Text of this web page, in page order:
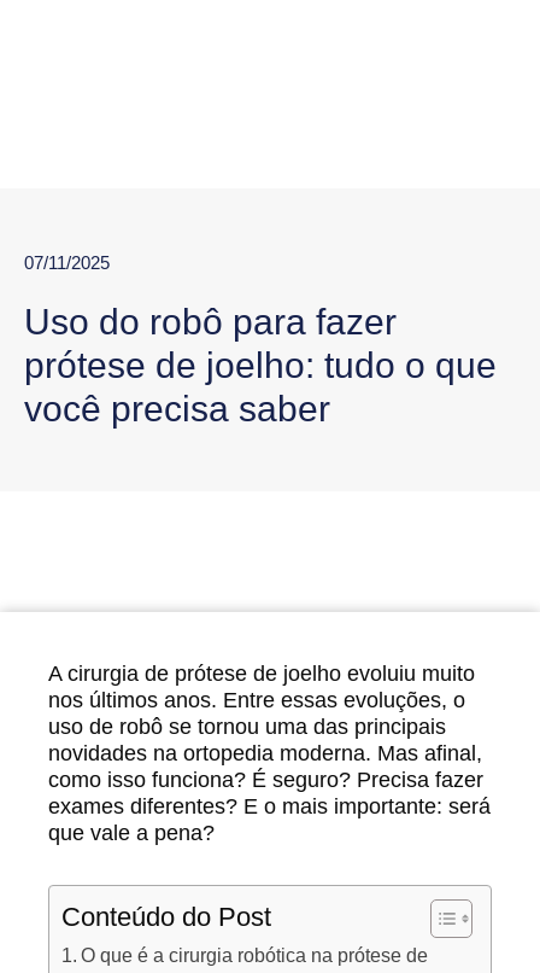
07/11/2025
Uso do robô para fazer
prótese de joelho: tudo o que
você precisa saber
A cirurgia de prótese de joelho evoluiu muito
nos últimos anos. Entre essas evoluções, o
uso de robô se tornou uma das principais
novidades na ortopedia moderna. Mas afinal,
como isso funciona? É seguro? Precisa fazer
exames diferentes? E o mais importante: será
que vale a pena?
Conteúdo do Post
O que é a cirurgia robótica na prótese de